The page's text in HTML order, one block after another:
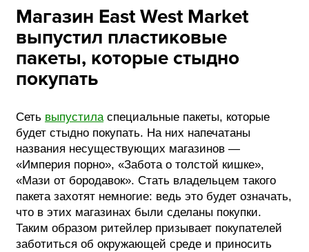
Магазин East West Market
выпустил пластиковые
пакеты, которые стыдно
покупать
Сеть выпустила специальные пакеты, которые
будет стыдно покупать. На них напечатаны
названия несуществующих магазинов —
«Империя порно», «Забота о толстой кишке»,
«Мази от бородавок». Стать владельцем такого
пакета захотят немногие: ведь это будет означать,
что в этих магазинах были сделаны покупки.
Таким образом ритейлер призывает покупателей
заботиться об окружающей среде и приносить